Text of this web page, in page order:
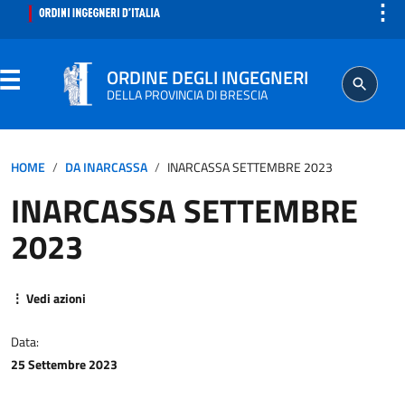
⋮
ORDINE DEGLI INGEGNERI
DELLA PROVINCIA DI BRESCIA
SEGRETERIA
ISCRITTO
PROFESSIONE
AGGIORNAMENTO PROFESSIONALE
HOME DA INARCASSA INARCASSA SETTEMBRE 2023
INARCASSA SETTEMBRE
2023
⋮ Vedi azioni
Data:
25 Settembre 2023